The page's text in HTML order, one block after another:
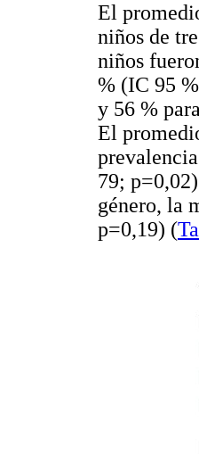
El
niños de
niños
% (IC 95
y 56 %
El
79;
género, la
p=0,19) (